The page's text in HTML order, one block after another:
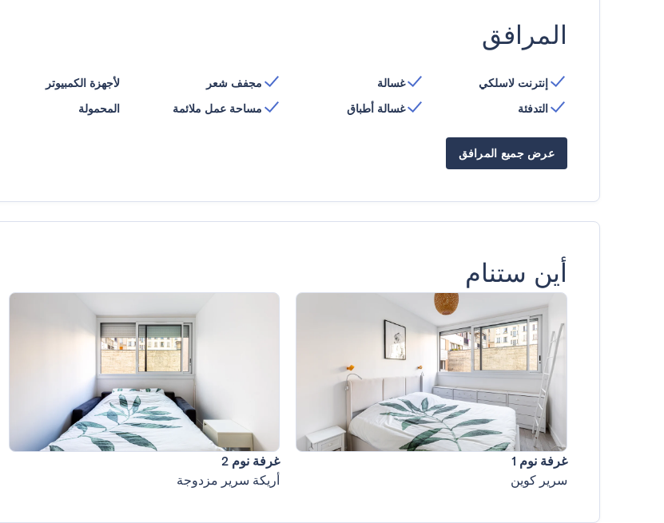
المرافق
إنترنت لاسلكي
التدفئة
غسالة
غسالة أطباق
مجفف شعر
مساحة عمل ملائمة
لأجهزة الكمبيوتر
المحمولة
عرض جميع المرافق
أين ستنام
غرفة نوم 1
سرير كوين
غرفة نوم 2
أريكة سرير مزدوجة